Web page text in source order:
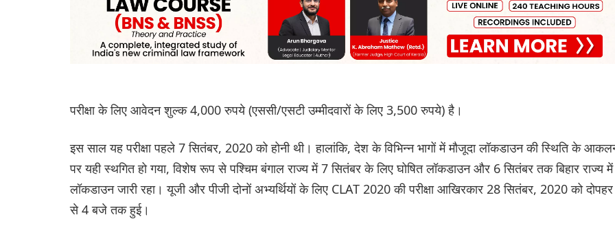
परीक्षा के लिए आवेदन शुल्क 4,000 रुपये (एससी/एसटी उम्मीदवारों के लिए 3,500 रुपये) है।
इस साल यह परीक्षा पहले 7 सितंबर, 2020 को होनी थी। हालांकि, देश के विभिन्न भागों में मौजूदा लॉकडाउन की स्थिति के
पर यही स्थगित हो गया, विशेष रूप से पश्चिम बंगाल राज्य में 7 सितंबर के लिए घोषित लॉकडाउन और 6 सितंबर तक बिहार राज्य में
लॉकडाउन जारी रहा। यूजी और पीजी दोनों अभ्यर्थियों के लिए CLAT 2020 की परीक्षा आखिरकार 28 सितंबर, 2020 को
से 4 बजे तक हुई।